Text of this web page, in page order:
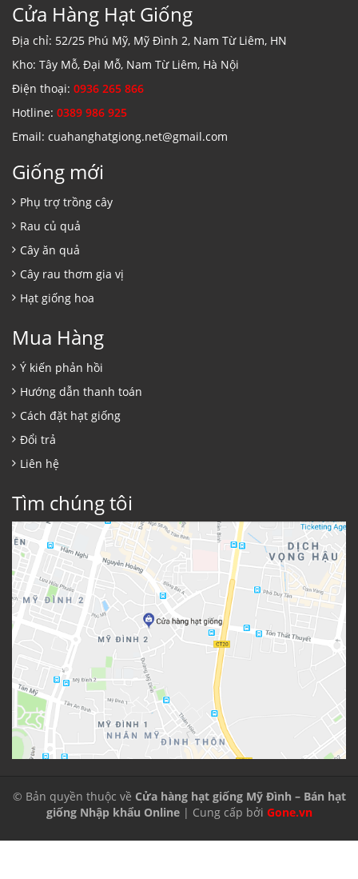
Cửa Hàng Hạt Giống
Địa chỉ: 52/25 Phú Mỹ, Mỹ Đình 2, Nam Từ Liêm, HN
Kho: Tây Mỗ, Đại Mỗ, Nam Từ Liêm, Hà Nội
Điện thoại: 0936 265 866
Hotline: 0389 986 925
Email: cuahanghatgiong.net@gmail.com
Giống mới
Phụ trợ trồng cây
Rau củ quả
Cây ăn quả
Cây rau thơm gia vị
Hạt giống hoa
Mua Hàng
Ý kiến phản hồi
Hướng dẫn thanh toán
Cách đặt hạt giống
Đổi trả
Liên hệ
Tìm chúng tôi
© Bản quyền thuộc về Cửa hàng hạt giống Mỹ Đình – Bán hạt
giống Nhập khẩu Online| Cung cấp bởi Gone.vn